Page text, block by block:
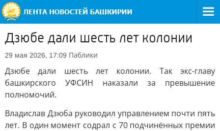
Дзюбе дали шесть лет колонии
29 мая 2026, 17:09 Паблики
Дзюбе дали шесть лет колонии. Так экс-главу
башкирского УФСИН наказали за превышение
полномочий.
Владислав Дзюба руководил управлением почти пять
лет. В один момент содрал с 70 подчинённых премии